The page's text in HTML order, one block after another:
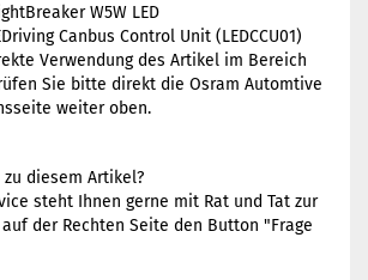
W5W LED
Canbus Control Unit (LEDCCU01)
Verwendung des Artikel im Bereich
Sie bitte direkt die Osram Automtive
weiter oben.
diesem Artikel?
steht Ihnen gerne mit Rat und Tat zur
der Rechten Seite den Button "Frage